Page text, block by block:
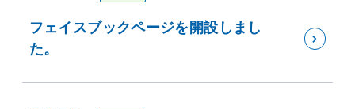
フェイスブックページを開設しまし
た。